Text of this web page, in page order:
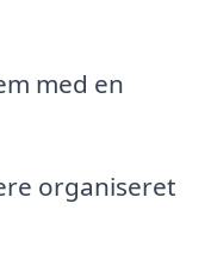
med en
organiseret